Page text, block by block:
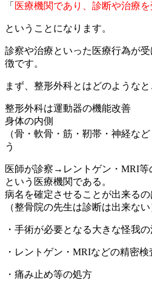
「 医療機関であり、診断や治療
ということになります。
診察や治療といった医療行為が
徴です。
まず、整形外科とはどのような
整形外科は運動器の機能改善
身体の内側
（骨・軟骨・筋・靭帯・神経な
う
医師が診察→レントゲン・MRI
という医療機関である。
病名を確定させることが出来るの
（整骨院の先生は診断は出来ない
・手術が必要となる大きな怪我
・レントゲン・MRIなどの精密検
・痛み止め等の処方